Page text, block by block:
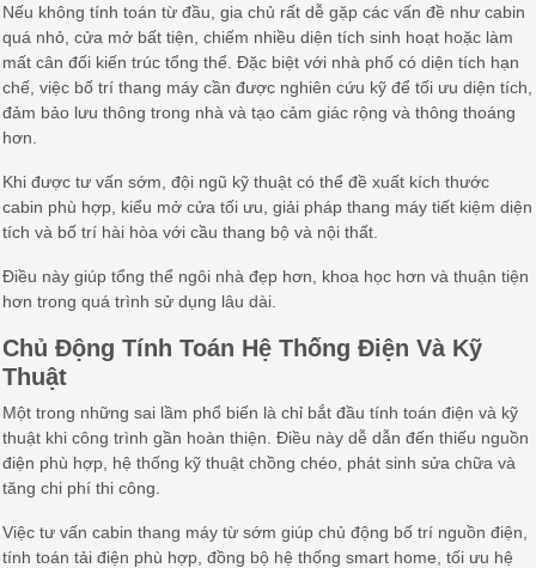
Nếu không tính toán từ đầu, gia chủ rất dễ gặp các vấn đề như cabin
quá nhỏ, cửa mở bất tiện, chiếm nhiều diện tích sinh hoạt hoặc làm
mất cân đối kiến trúc tổng thể. Đặc biệt với nhà phố có diện tích hạn
chế, việc bố trí thang máy cần được nghiên cứu kỹ để tối ưu diện tích,
đảm bảo lưu thông trong nhà và tạo cảm giác rộng và thông thoáng
hơn.
Khi được tư vấn sớm, đội ngũ kỹ thuật có thể đề xuất kích thước
cabin phù hợp, kiểu mở cửa tối ưu, giải pháp thang máy tiết kiệm diện
tích và bố trí hài hòa với cầu thang bộ và nội thất.
Điều này giúp tổng thể ngôi nhà đẹp hơn, khoa học hơn và thuận tiện
hơn trong quá trình sử dụng lâu dài.
Chủ Động Tính Toán Hệ Thống Điện Và Kỹ
Thuật
Một trong những sai lầm phổ biến là chỉ bắt đầu tính toán điện và kỹ
thuật khi công trình gần hoàn thiện. Điều này dễ dẫn đến thiếu nguồn
điện phù hợp, hệ thống kỹ thuật chồng chéo, phát sinh sửa chữa và
tăng chi phí thi công.
Việc tư vấn cabin thang máy từ sớm giúp chủ động bố trí nguồn điện,
tính toán tải điện phù hợp, đồng bộ hệ thống smart home, tối ưu hệ